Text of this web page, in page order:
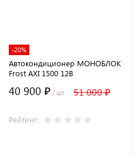
-20%
Автокондиционер МОНОБЛОК
Frost AXI 1500 12В
40 900 ₽ / шт 51 000 ₽
Рейтинг: